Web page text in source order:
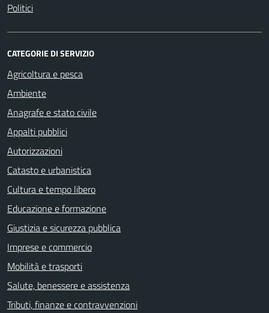
Politici
CATEGORIE DI SERVIZIO
Agricoltura e pesca
Ambiente
Anagrafe e stato civile
Appalti pubblici
Autorizzazioni
Catasto e urbanistica
Cultura e tempo libero
Educazione e formazione
Giustizia e sicurezza pubblica
Imprese e commercio
Mobilità e trasporti
Salute, benessere e assistenza
Tributi, finanze e contravvenzioni